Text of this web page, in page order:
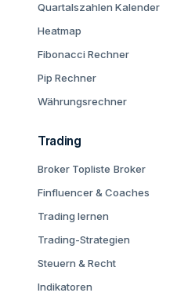
Quartalszahlen Kalender
Heatmap
Fibonacci Rechner
Pip Rechner
Währungsrechner
Trading
Broker Topliste Broker
Finfluencer & Coaches
Trading lernen
Trading-Strategien
Steuern & Recht
Indikatoren